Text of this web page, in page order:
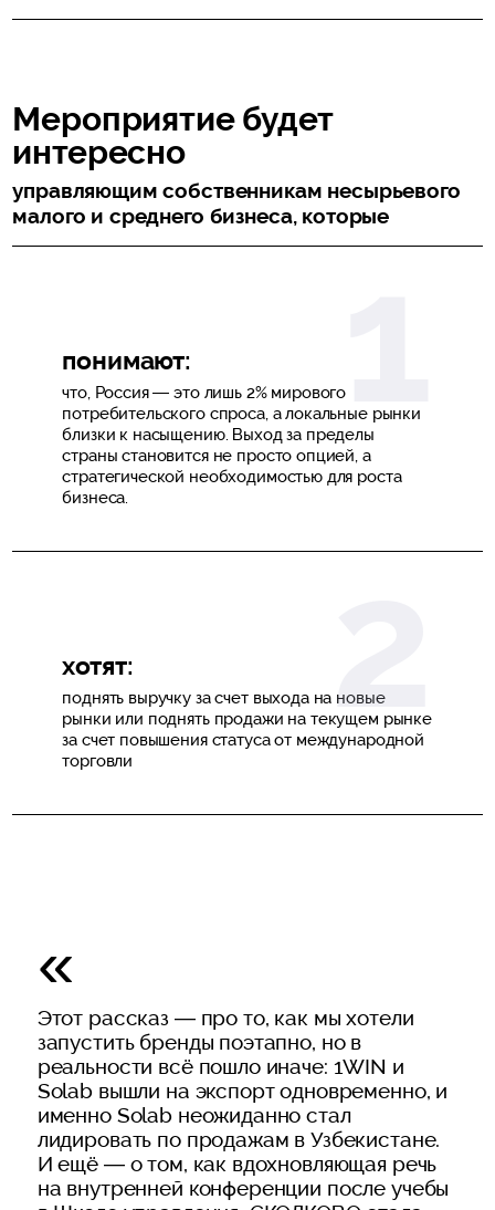
Мероприятие будет
интересно
управляющим собственникам несырьевого
малого и среднего бизнеса, которые
понимают:
что, Россия — это лишь 2% мирового
потребительского спроса, а локальные рынки
близки к насыщению. Выход за пределы
страны становится не просто опцией, а
стратегической необходимостью для роста
бизнеса.
хотят:
поднять выручку за счет выхода на новые
рынки или поднять продажи на текущем рынке
за счет повышения статуса от международной
торговли
Этот рассказ — про то, как мы хотели
запустить бренды поэтапно, но в
реальности всё пошло иначе: 1WIN и
Solab вышли на экспорт одновременно, и
именно Solab неожиданно стал
лидировать по продажам в Узбекистане.
И ещё — о том, как вдохновляющая речь
на внутренней конференции после учебы